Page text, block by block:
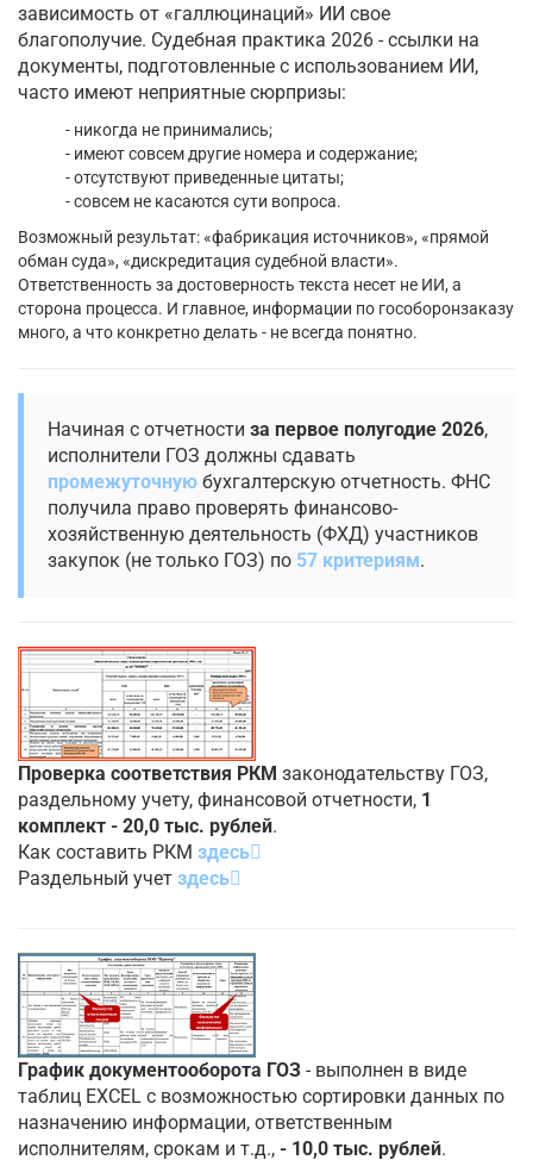
зависимость от «галлюцинаций» ИИ свое
благополучие. Судебная практика 2026 - ссылки на
документы, подготовленные с использованием ИИ,
часто имеют неприятные сюрпризы:
- никогда не принимались;
- имеют совсем другие номера и содержание;
- отсутствуют приведенные цитаты;
- совсем не касаются сути вопроса.
Возможный результат: «фабрикация источников», «прямой
обман суда», «дискредитация судебной власти».
Ответственность за достоверность текста несет не ИИ, а
сторона процесса. И главное, информации по гособоронзаказу
много, а что конкретно делать - не всегда понятно.
Начиная с отчетности за первое полугодие 2026,
исполнители ГОЗ должны сдавать
промежуточную бухгалтерскую отчетность. ФНС
получила право проверять финансово-
хозяйственную деятельность (ФХД) участников
закупок (не только ГОЗ) по 57 критериям.
Проверка соответствия РКМ законодательству ГОЗ,
раздельному учету, финансовой отчетности, 1
комплект - 20,0 тыс. рублей.
Как составить РКМ здесь
Раздельный учет здесь
График документооборота ГОЗ - выполнен в виде
таблиц EXCEL с возможностью сортировки данных по
назначению информации, ответственным
исполнителям, срокам и т.д., - 10,0 тыс. рублей.